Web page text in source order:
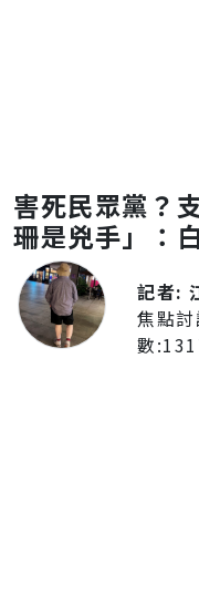
害死民眾黨？
珊是兇手」：
記者:
焦點討
數: